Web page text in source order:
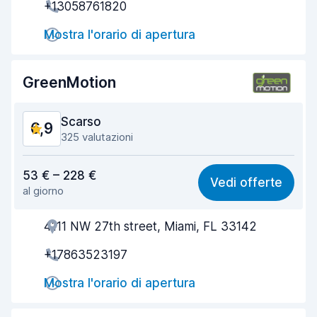
Rapidità del ritiro
Rapidità della riconsegna
7,6
+13058761820
Mostra l'orario di apertura
GreenMotion
6,9 Scarso
325 valutazioni
6,2
Facile da trovare 7,3
Gentilezza degli agenti
Rapidità del ritiro
Rapidità della riconsegna
53 € – 228 €
al giorno
Vedi offerte
4111 NW 27th street, Miami, FL 33142
+17863523197
Mostra l'orario di apertura